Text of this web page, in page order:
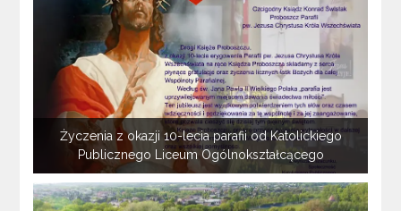
Życzenia z okazji 10-lecia parafii od Katolickiego
Publicznego Liceum Ogólnokształcącego